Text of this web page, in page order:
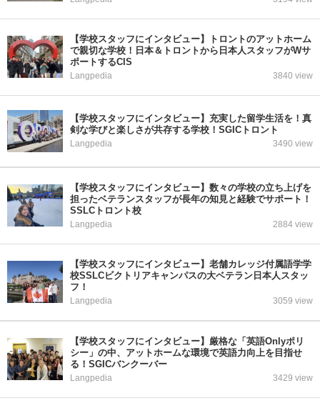
【学校スタッフにインタビュー】トロントのアットホーム
で親切な学校！日本＆トロントから日本人スタッフがWサ
ポートするCIS
Langpedia 3840 view
【学校スタッフにインタビュー】充実した留学生活を！真
剣な学びと楽しさが共存する学校！SGICトロント
Langpedia 3490 view
【学校スタッフにインタビュー】数々の学校の立ち上げを
担ったベテランスタッフが長年の知見と経験でサポート！
SSLCトロント校
Langpedia 2884 view
【学校スタッフにインタビュー】老舗カレッジ付属語学学
校SSLCビクトリアキャンパスの大ベテラン日本人スタッ
フ！
Langpedia 3059 view
【学校スタッフにインタビュー】厳格な「英語Onlyポリ
シー」の中、アットホームな環境で英語力向上を目指せ
る！SGICバンクーバー
Langpedia 3429 view